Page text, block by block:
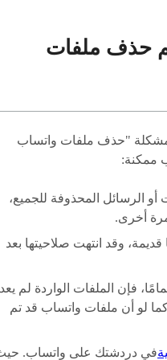
حذف ملفات
"حذف ملفات واتساب
ممكنة:
الرسائل المحذوفة للجميع،
أخرى.
قديمة، وقد انتهت صلاحيتها بعد
فإن الملفات الواردة لم يعد
كما لو أن ملفات واتساب قد تم
في دردشتك على واتساب.